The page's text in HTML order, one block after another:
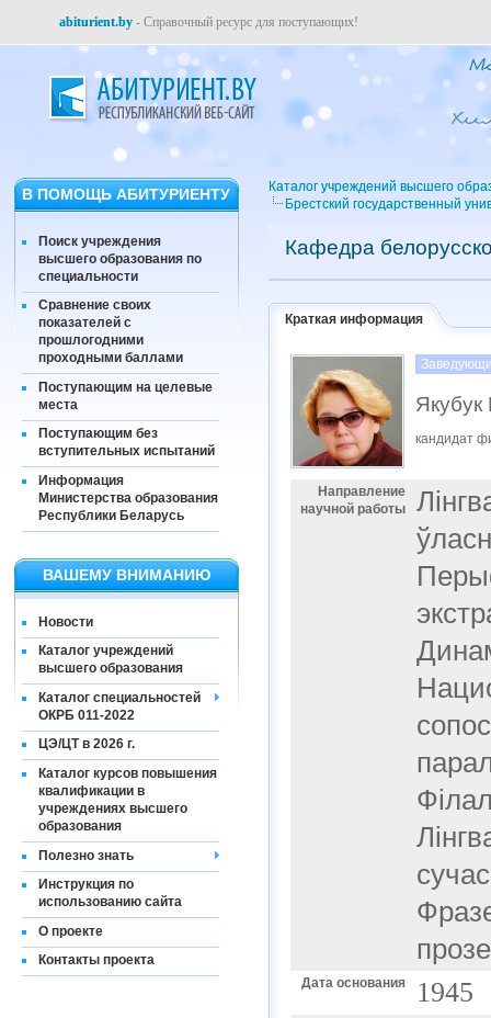
abiturient.by - Справочный ресурс для поступающих!
В ПОМОЩЬ АБИТУРИЕНТУ
Поиск учреждения
высшего образования по
специальности
Сравнение своих
показателей с
прошлогодними
проходными баллами
Поступающим на целевые
места
Поступающим без
вступительных испытаний
Информация
Министерства образования
Республики Беларусь
ВАШЕМУ ВНИМАНИЮ
Новости
Каталог учреждений
высшего образования
Каталог специальностей
ОКРБ 011-2022
ЦЭ/ЦТ в 2026 г.
Каталог курсов повышения
квалификации в
учреждениях высшего
образования
Полезно знать
Инструкция по
использованию сайта
О проекте
Контакты проекта
Каталог учреждений высшего
Брестский государственный
Кафедра
Краткая информация
кандидат
Направление
научной работы
Дата основания 1945